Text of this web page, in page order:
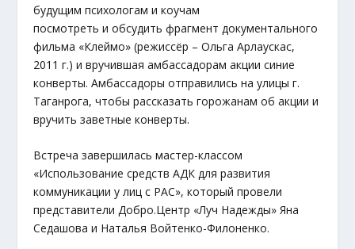
будущим психологам и коучам
посмотреть и обсудить фрагмент документального
фильма «Клеймо» (режиссёр – Ольга Арлаускас,
2011 г.) и вручившая амбассадорам акции синие
конверты. Амбассадоры отправились на улицы г.
Таганрога, чтобы рассказать горожанам об акции и
вручить заветные конверты.
Встреча завершилась мастер-классом
«Использование средств АДК для развития
коммуникации у лиц с РАС», который провели
представители Добро.Центр «Луч Надежды» Яна
Седашова и Наталья Войтенко-Филоненко.